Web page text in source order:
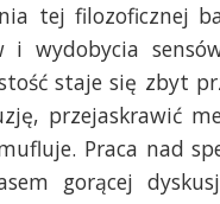
tej filozoficznej
i wydobycia
staje się zbyt
przejaskrawić
Praca nad
gorącej